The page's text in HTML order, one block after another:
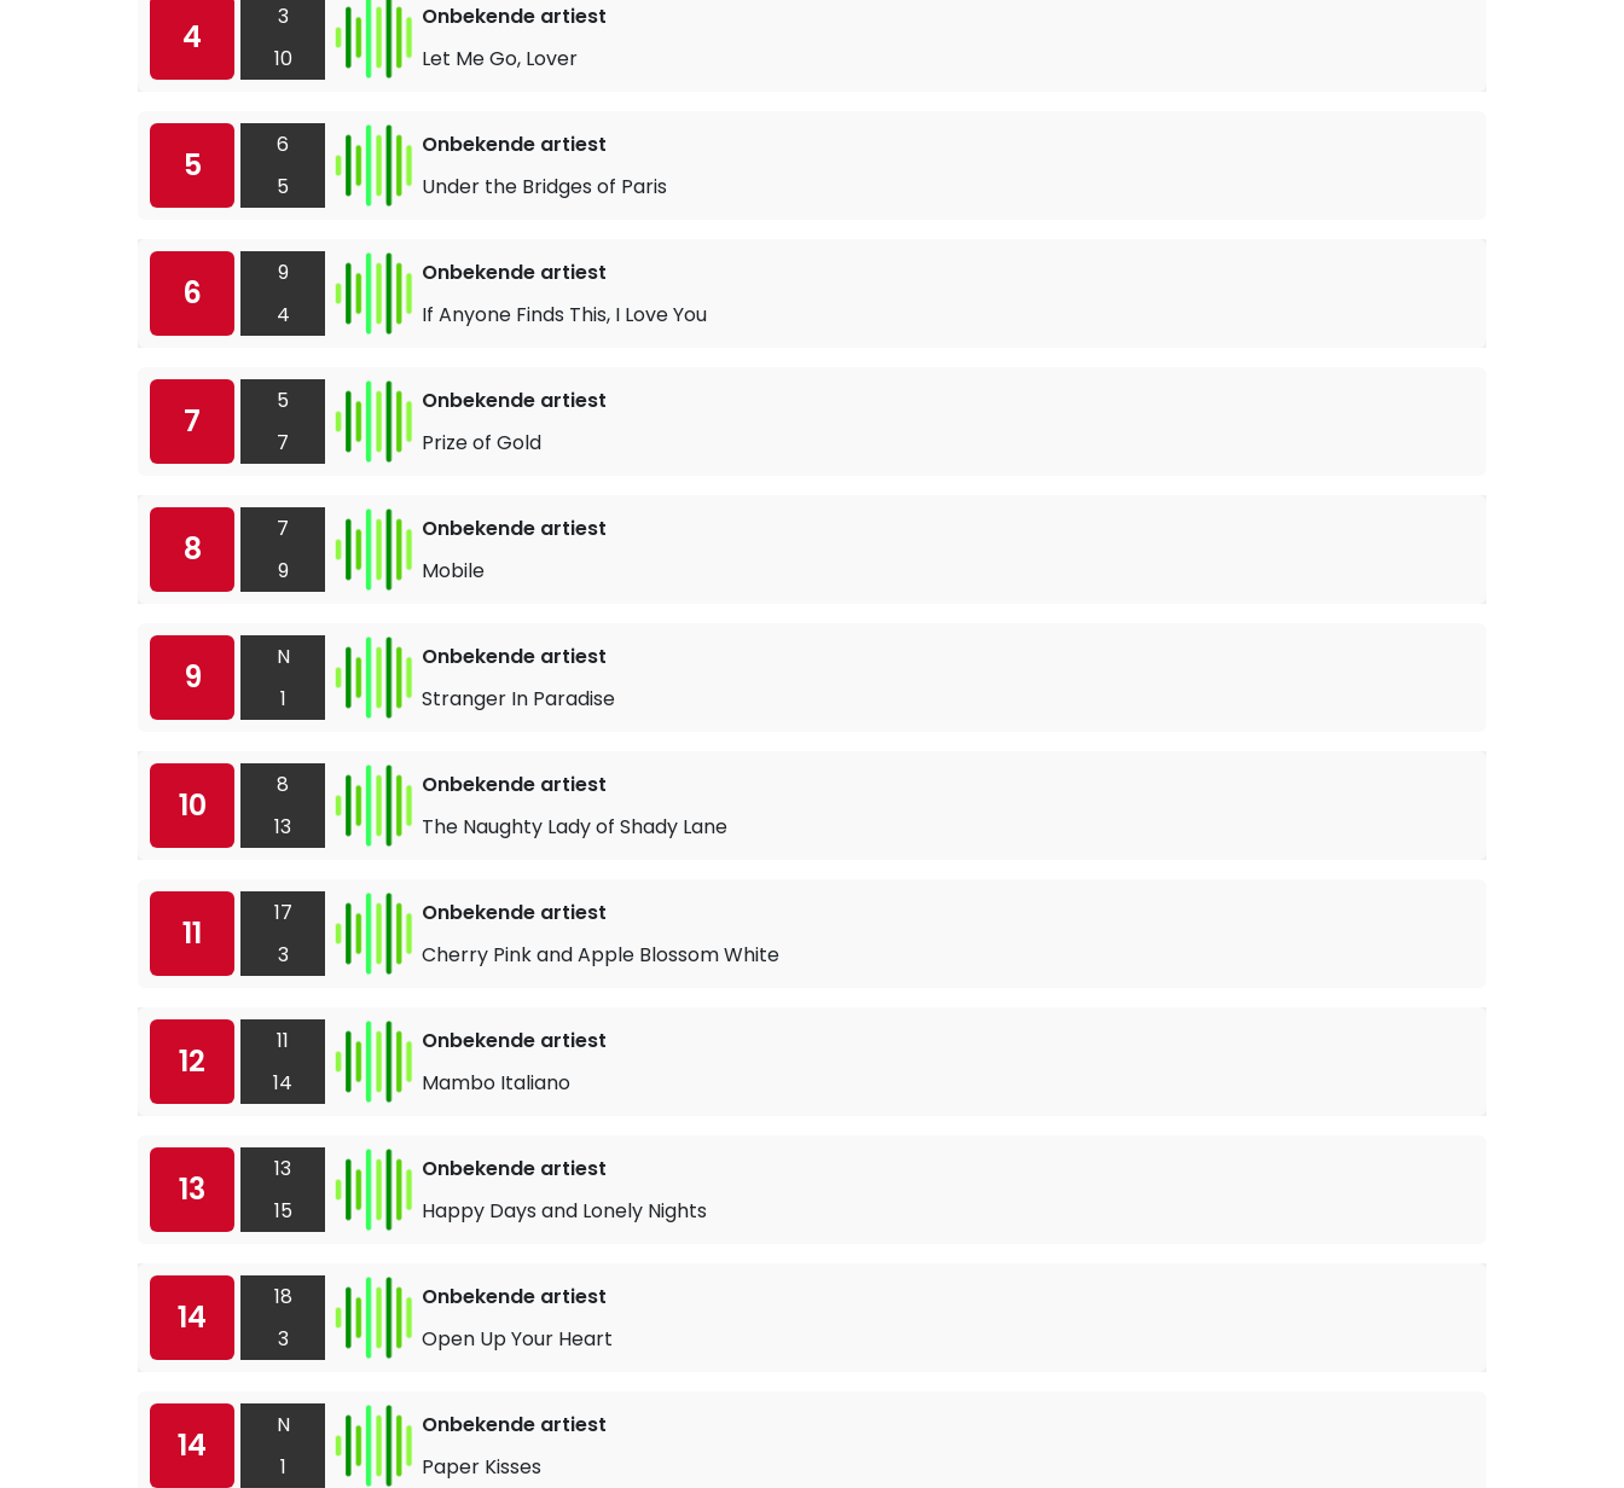
4
3
10
Onbekende artiest
Let Me Go, Lover
5
6
5
Onbekende artiest
Under the Bridges of Paris
6
9
4
Onbekende artiest
If Anyone Finds This, I Love You
7
5
7
Onbekende artiest
Prize of Gold
8
7
9
Onbekende artiest
Mobile
9
N
1
Onbekende artiest
Stranger In Paradise
10
8
13
Onbekende artiest
The Naughty Lady of Shady Lane
11
17
3
Onbekende artiest
Cherry Pink and Apple Blossom White
12
11
14
Onbekende artiest
Mambo Italiano
13
13
15
Onbekende artiest
Happy Days and Lonely Nights
14
18
3
Onbekende artiest
Open Up Your Heart
14
N
1
Onbekende artiest
Paper Kisses